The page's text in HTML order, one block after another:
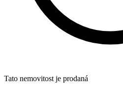
Tato nemovitost je prodaná